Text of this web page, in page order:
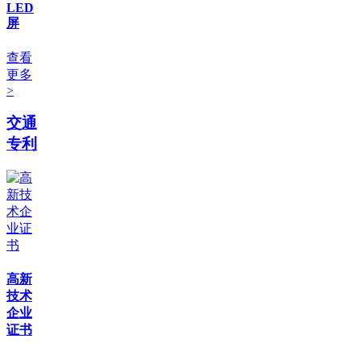
LED
屏
查看
更多
>
交通
专利
高新
技术
企业
证书